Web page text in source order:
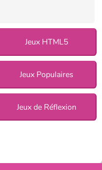
Jeux HTML5
Jeux Populaires
Jeux de Réflexion